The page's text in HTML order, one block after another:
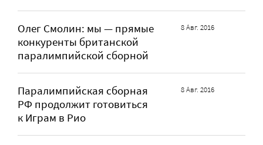
Олег Смолин: мы — прямые
конкуренты британской
паралимпийской сборной
8 Авг. 2016
Паралимпийская сборная
РФ продолжит готовиться
к Играм в Рио
8 Авг. 2016